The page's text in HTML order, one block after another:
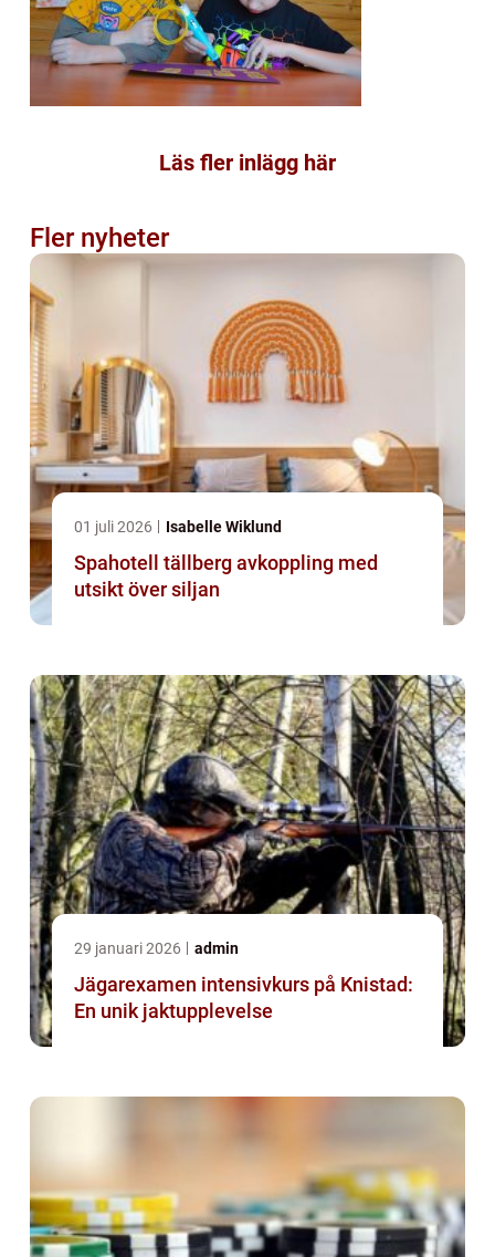
Läs fler inlägg här
Fler nyheter
01 juli 2026 Isabelle Wiklund
Spahotell tällberg avkoppling med
utsikt över siljan
29 januari 2026 admin
Jägarexamen intensivkurs på Knistad:
En unik jaktupplevelse